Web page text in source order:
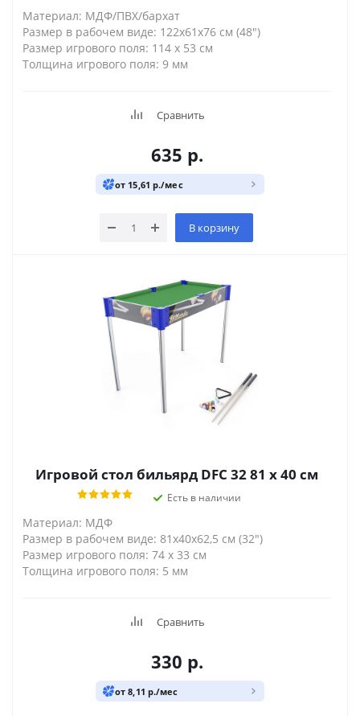
Материал: МДФ/ПВХ/бархат
Размер в рабочем виде: 122x61x76 см (48")
Размер игрового поля: 114 х 53 см
Толщина игрового поля: 9 мм
Сравнить
635 р.
от 15,61 р./мес
В корзину
Игровой стол бильярд DFC 32 81 x 40 см
Есть в наличии
Материал: МДФ
Размер в рабочем виде: 81x40x62,5 см (32")
Размер игрового поля: 74 х 33 см
Толщина игрового поля: 5 мм
Сравнить
330 р.
от 8,11 р./мес